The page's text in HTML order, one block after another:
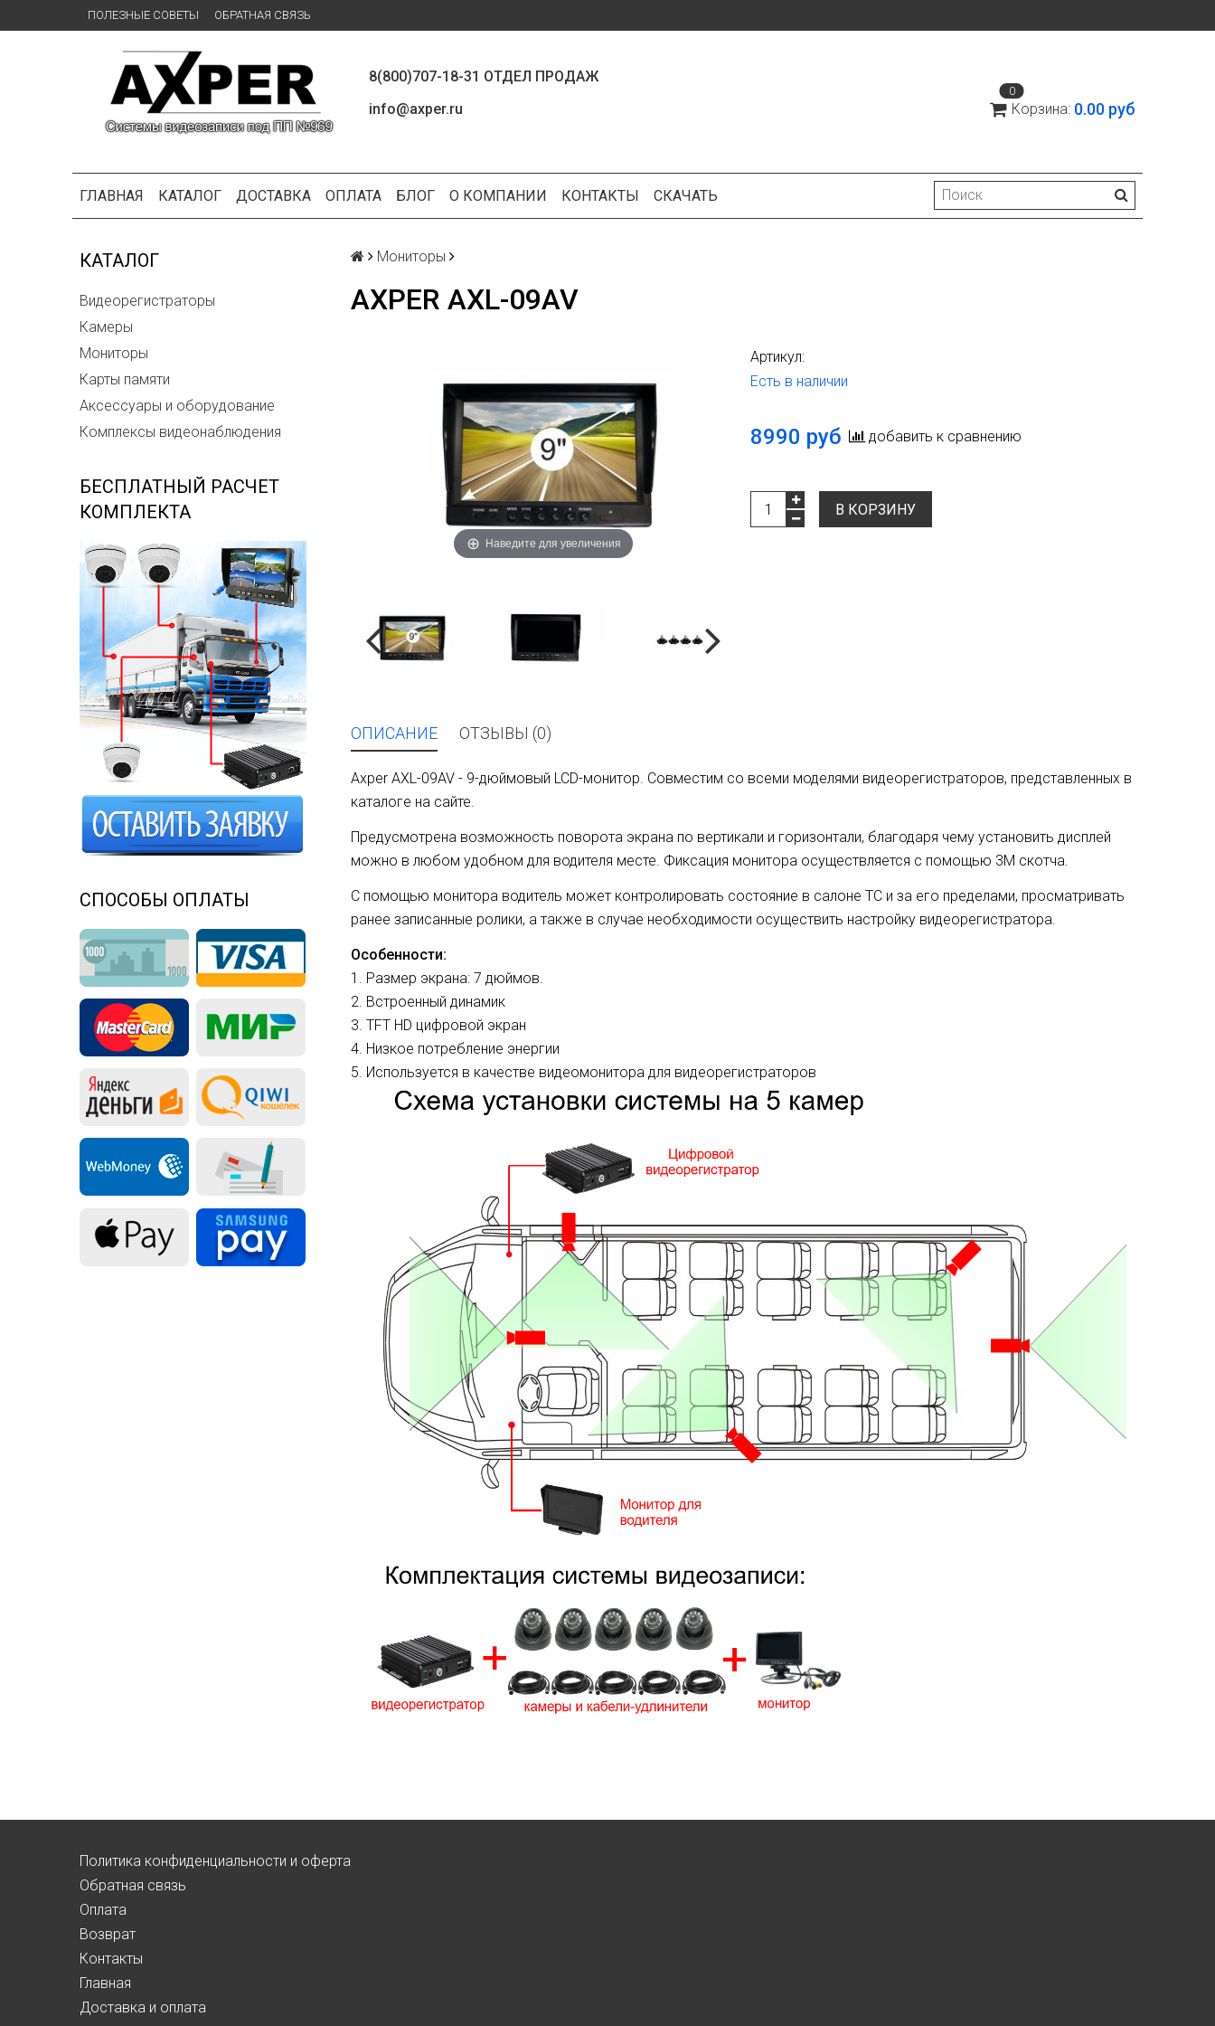
ПОЛЕЗНЫЕ СОВЕТЫ ОБРАТНАЯ СВЯЗЬ
8(800)707-18-31 ОТДЕЛ ПРОДАЖ
info@axper.ru
0
Корзина: 0.00 руб
ГЛАВНАЯ КАТАЛОГ ДОСТАВКА ОПЛАТА БЛОГ О КОМПАНИИ КОНТАКТЫ СКАЧАТЬ
КАТАЛОГ
Видеорегистраторы
Камеры
Мониторы
Карты памяти
Аксессуары и оборудование
Комплексы видеонаблюдения
БЕСПЛАТНЫЙ РАСЧЕТ
КОМПЛЕКТА
СПОСОБЫ ОПЛАТЫ
Мониторы
AXPER AXL-09AV
Наведите для увеличения
Артикул:
Есть в наличии
8990 руб добавить к сравнению
В КОРЗИНУ
ОПИСАНИЕ ОТЗЫВЫ (0)
Axper AXL-09AV - 9-дюймовый LCD-монитор. Совместим со всеми моделями видеорегистраторов, представленных в
каталоге на сайте.
Предусмотрена возможность поворота экрана по вертикали и горизонтали, благодаря чему установить дисплей
можно в любом удобном для водителя месте. Фиксация монитора осуществляется с помощью 3М скотча.
С помощью монитора водитель может контролировать состояние в салоне ТС и за его пределами, просматривать
ранее записанные ролики, а также в случае необходимости осуществить настройку видеорегистратора.
Особенности:
1. Размер экрана: 7 дюймов.
2. Встроенный динамик
3. TFT HD цифровой экран
4. Низкое потребление энергии
5. Используется в качестве видеомонитора для видеорегистраторов
Политика конфиденциальности и оферта
Обратная связь
Оплата
Возврат
Контакты
Главная
Доставка и оплата